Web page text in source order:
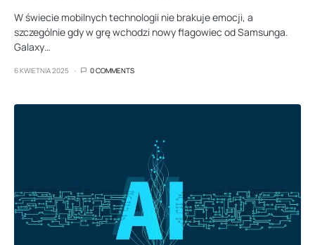
W świecie mobilnych technologii nie brakuje emocji, a
szczególnie gdy w grę wchodzi nowy flagowiec od Samsunga.
Galaxy…
6 KWIETNIA 2025 0 COMMENTS